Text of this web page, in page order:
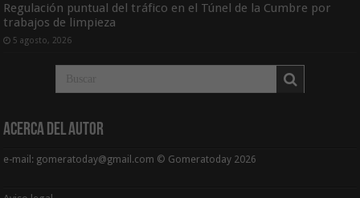
Regulación puntual del tráfico en el Túnel de la Cumbre por
trabajos de limpieza
5 agosto, 2026
Acerca del Autor
e-mail: gomeratoday@gmail.com © Gomeratoday 2026